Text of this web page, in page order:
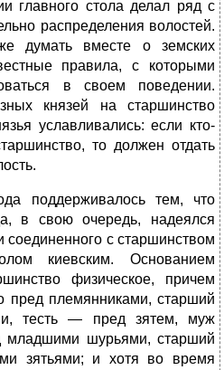
главного стола делал ряд с
распределения волостей.
думать вместе о земских
правила, с которыми
в своем поведении.
князей на старшинство
уславливались: если кто-
то должен отдать
поддерживалось тем, что
в свою очередь, надеялся
соединенного с старшинством
киевским. Основанием
физическое, причем
пред племянниками, старший
тесть — пред зятем, муж
шурьями, старший
зятьями; и хотя во время